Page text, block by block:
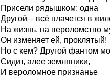
Присели рядышком: одна
Другой – всё плачется в
На жизнь, на вероломство
Он изменяет ей, проклятый!
Но с кем? Другой фантом
Сидит, алее земляники,
И вероломное признанье